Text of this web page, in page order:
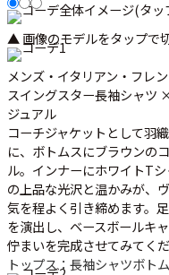
▲ 画像のモデルをタップで
メンズ・イタリアン・フレ
スイングスター長袖シャツ
ジュアル
コーチジャケットとして羽
に、ボトムスにブラウンの
ル。インナーにホワイトT
の上品な光沢と温かみが、
気を程よく引き締めます。
を演出し、ベースボールキ
佇まいを完成させてみてくだ
トップス：長袖シャツボト